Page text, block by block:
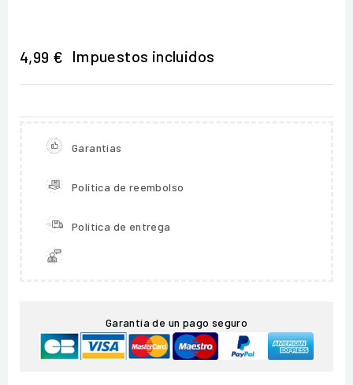
4,99 € Impuestos incluidos
Garantías
Política de reembolso
Política de entrega
Garantía de un pago seguro